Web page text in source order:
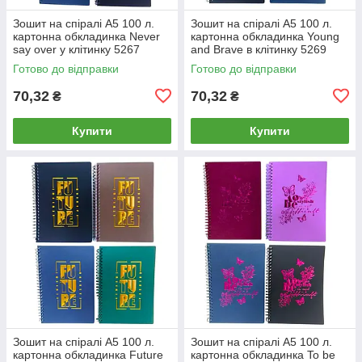
Зошит на спіралі А5 100 л.
картонна обкладинка Never
say over у клітинку 5267
Готово до відправки
70,32 ₴
Купити
Зошит на спіралі А5 100 л.
картонна обкладинка Young
and Brave в клітинку 5269
Готово до відправки
70,32 ₴
Купити
Зошит на спіралі А5 100 л.
картонна обкладинка Future
Зошит на спіралі А5 100 л.
картонна обкладинка To be